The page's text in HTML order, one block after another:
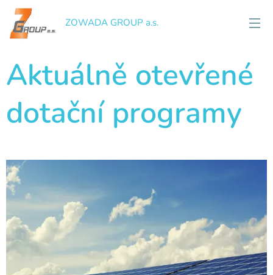
ZOWADA GROUP a.s.
Aktuálně otevřené
dotační programy